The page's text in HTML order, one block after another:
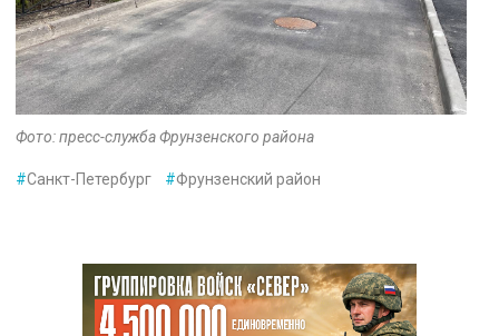
Фото: пресс-служба Фрунзенского района
#Санкт-Петербург #Фрунзенский район